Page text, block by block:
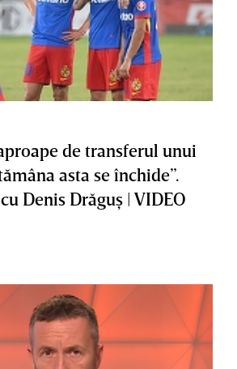
de transferul unui
asta se închide”.
Denis Drăguş | VIDEO